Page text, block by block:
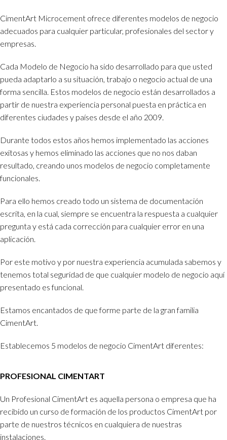
CimentArt Microcement ofrece diferentes modelos de negocio
adecuados para cualquier particular, profesionales del sector y
empresas.
Cada Modelo de Negocio ha sido desarrollado para que usted
pueda adaptarlo a su situación, trabajo o negocio actual de una
forma sencilla. Estos modelos de negocio están desarrollados a
partir de nuestra experiencia personal puesta en práctica en
diferentes ciudades y países desde el año 2009.
Durante todos estos años hemos implementado las acciones
exitosas y hemos eliminado las acciones que no nos daban
resultado, creando unos modelos de negocio completamente
funcionales.
Para ello hemos creado todo un sistema de documentación
escrita, en la cual, siempre se encuentra la respuesta a cualquier
pregunta y está cada corrección para cualquier error en una
aplicación.
Por este motivo y por nuestra experiencia acumulada sabemos y
tenemos total seguridad de que cualquier modelo de negocio aquí
presentado es funcional.
Estamos encantados de que forme parte de la gran familia
CimentArt.
Establecemos 5 modelos de negocio CimentArt diferentes:
PROFESIONAL CIMENTART
Un Profesional CimentArt es aquella persona o empresa que ha
recibido un curso de formación de los productos CimentArt por
parte de nuestros técnicos en cualquiera de nuestras
instalaciones.